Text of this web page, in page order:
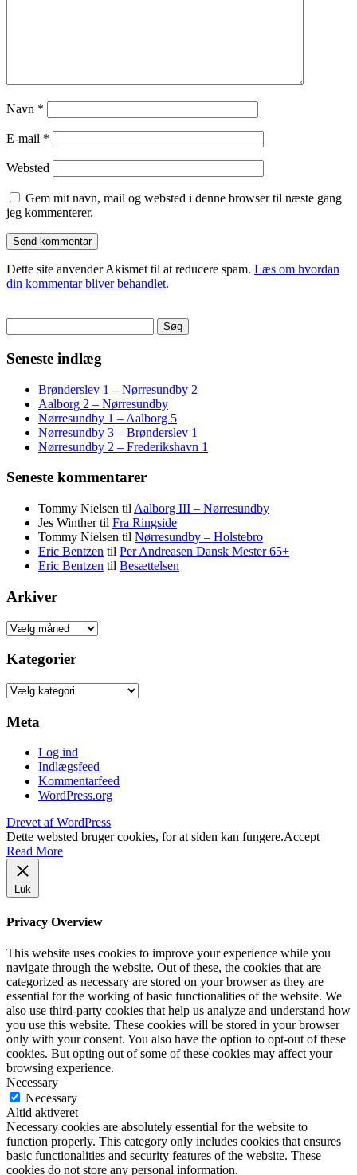
Navn *
E-mail *
Websted
Gem mit navn, mail og websted i denne browser til næste gang
jeg kommenterer.
Dette site anvender Akismet til at reducere spam. Læs om hvordan
din kommentar bliver behandlet.
efter:
Seneste indlæg
Brønderslev 1 – Nørresundby 2
Aalborg 2 – Nørresundby
Nørresundby 1 – Aalborg 5
Nørresundby 3 – Brønderslev 1
Nørresundby 2 – Frederikshavn 1
Seneste kommentarer
Tommy Nielsen til Aalborg III – Nørresundby
Jes Winthertil Fra Ringside
Tommy Nielsen til Nørresundby – Holstebro
Eric Bentzen til Per Andreasen Dansk Mester 65+
Eric Bentzen til Besættelsen
Arkiver
Arkiver
Kategorier
Kategorier
Meta
Log ind
Indlægsfeed
Kommentarfeed
WordPress.org
Drevet af WordPress
Dette websted bruger cookies, for at siden kan fungere.Accept
Read More
Luk
Privacy Overview
This website uses cookies to improve your experience while you
navigate through the website. Out of these, the cookies that are
categorized as necessary are stored on your browser as they are
essential for the working of basic functionalities of the website. We
also use third-party cookies that help us analyze and understand how
you use this website. These cookies will be stored in your browser
only with your consent. You also have the option to opt-out of these
cookies. But opting out of some of these cookies may affect your
browsing experience.
Necessary
Necessary
Altid aktiveret
Necessary cookies are absolutely essential for the website to
function properly. This category only includes cookies that ensures
basic functionalities and security features of the website. These
cookies do not store any personal information.